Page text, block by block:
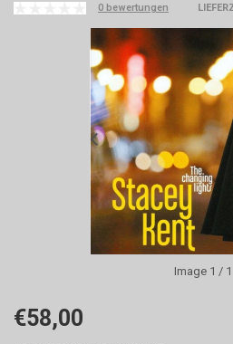
0 bewertungen
Image 1 / 1
€58,00